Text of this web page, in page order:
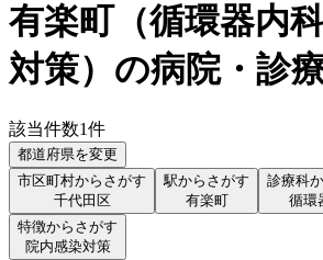
有楽町（循環器内
対策） の病院・診
該当件数1件
都道府県を変更
市区町村からさがす
千代田区
駅からさがす
有楽町
診療科
循環
特徴からさがす
院内感染対策